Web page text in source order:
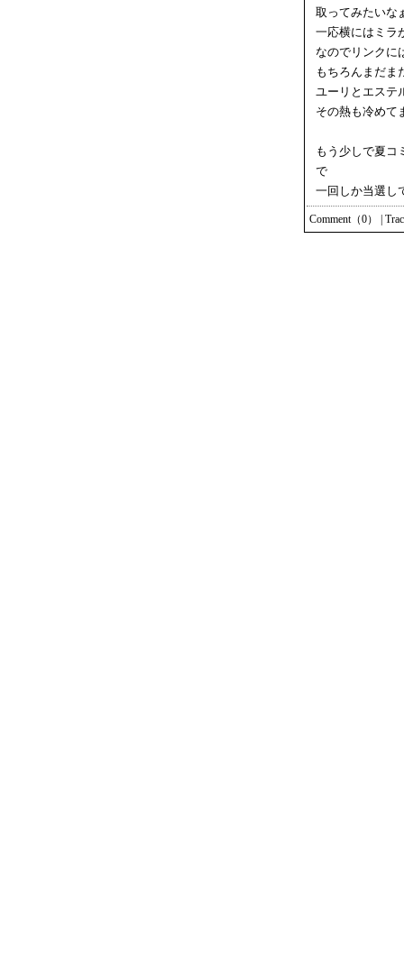
取ってみたいな
一応横にはミラ
なのでリンクに
もちろんまだま
ユーリとエステ
その熱も冷めて
もう少しで夏コ
で
一回しか当選し
Comment（0）